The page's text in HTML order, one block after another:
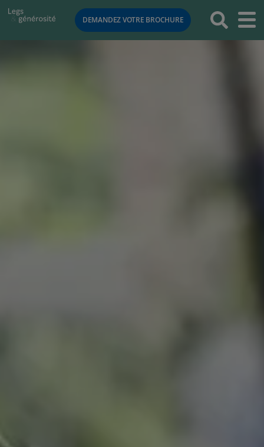
DEMANDEZ VOTRE BROCHURE
RETOUR